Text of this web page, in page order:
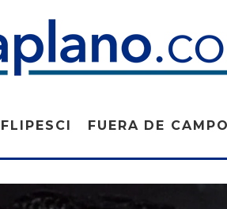
FLIPESCI FUERA DE